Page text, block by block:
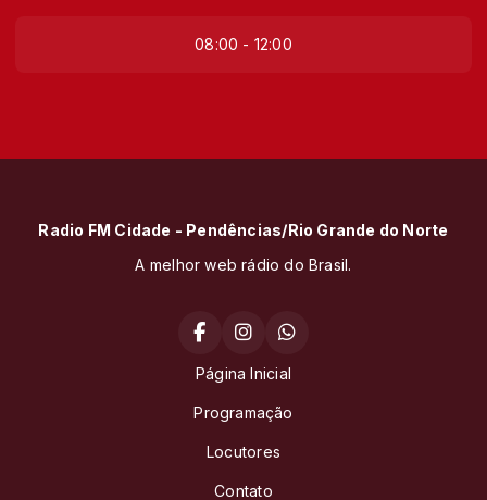
08:00 - 12:00
Radio FM Cidade - Pendências/Rio Grande do Norte
A melhor web rádio do Brasil.
Página Inicial
Programação
Locutores
Contato